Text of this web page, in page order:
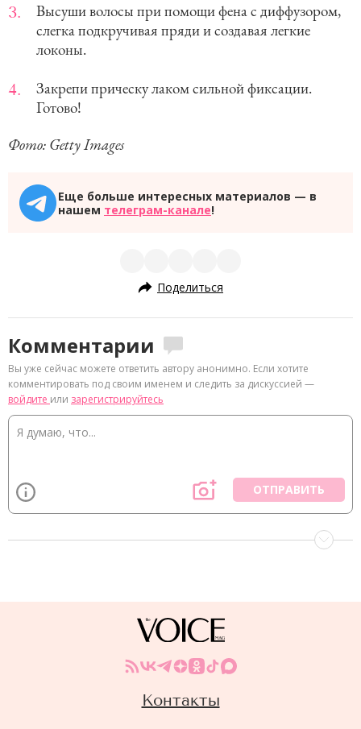
Высуши волосы при помощи фена с диффузором,
слегка подкручивая пряди и создавая легкие
локоны.
Закрепи прическу лаком сильной фиксации.
Готово!
Фото: Getty Images
Еще больше интересных материалов — в
нашем телеграм-канале!
Поделиться
Комментарии
Вы уже сейчас можете ответить автору анонимно. Если хотите
комментировать под своим именем и следить за дискуссией —
войдите или зарегистрируйтесь
ОТПРАВИТЬ
Контакты